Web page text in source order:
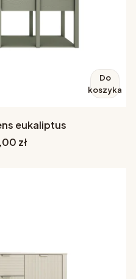
Do
koszyka
eukaliptus
zł